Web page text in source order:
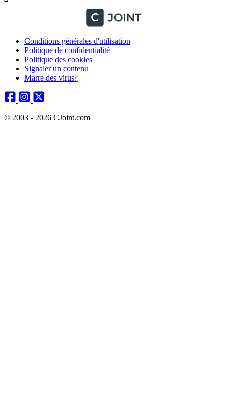
Conditions générales d'utilisation
Politique de confidentialité
Politique des cookies
Signaler un contenu
Marre des virus?
© 2003 - 2026 CJoint.com